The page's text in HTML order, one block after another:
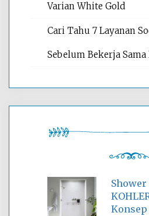
Varian White Gold
Cari Tahu 7 Layanan
Sebelum Bekerja Sama